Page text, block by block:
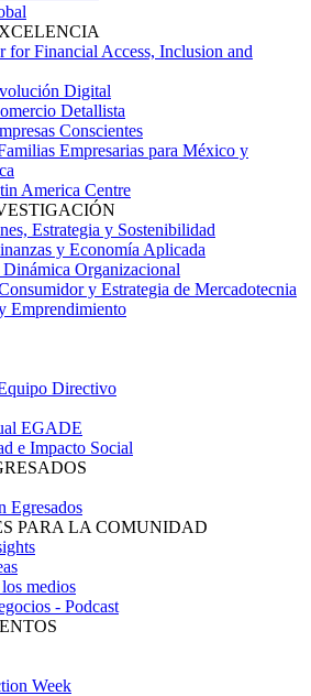
for Financial Access, Inclusion and
Digital
Detallista
Conscientes
Empresarias para México y
America Centre
Estrategia y Sostenibilidad
y Economía Aplicada
Organizacional
y Estrategia de Mercadotecnia
Emprendimiento
Directivo
EGADE
e Impacto Social
Egresados
PARA LA COMUNIDAD
medios
- Podcast
Week